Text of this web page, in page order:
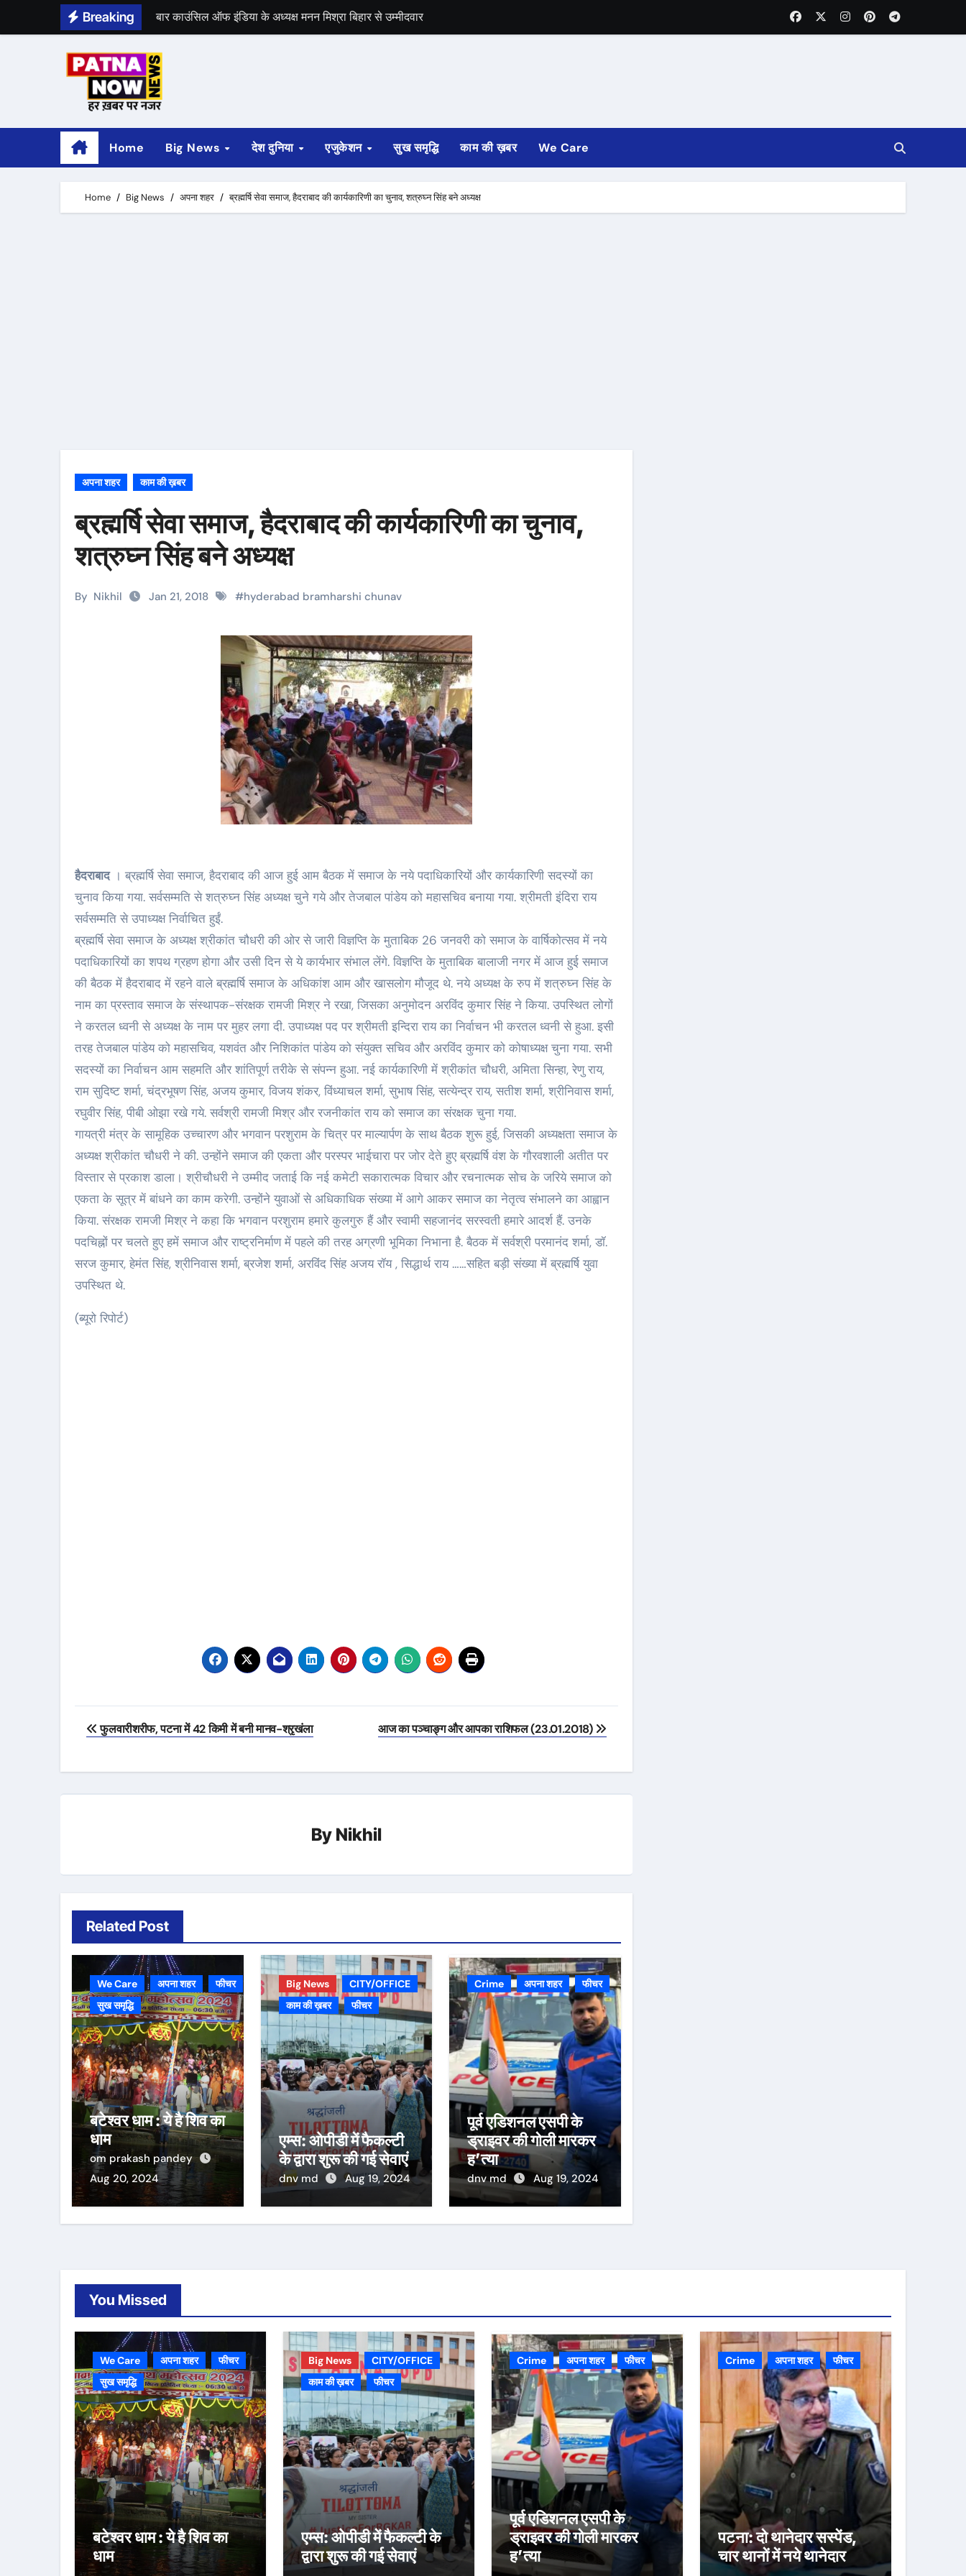
Breaking बार काउंसिल ऑफ इंडिया के अध्यक्ष मनन मिश्रा बिहार से उम्मीदवार
भीम सेना का 21 अगस्त को भारत बंद, राजद का बंद को समर्थन
Home Big News देश दुनिया एजुकेशन सुख समृद्धि काम की ख़बर We Care
Home Big News अपना शहर ब्रह्मर्षि सेवा समाज, हैदराबाद की कार्यकारिणी का चुनाव, शत्रुघ्न सिंह बने अध्यक्ष
अपना शहर काम की ख़बर
ब्रह्मर्षि सेवा समाज, हैदराबाद की कार्यकारिणी का चुनाव,
शत्रुघ्न सिंह बने अध्यक्ष
By Nikhil Jan 21, 2018 #hyderabad bramharshi chunav
हैदराबाद। ब्रह्मर्षि सेवा समाज, हैदराबाद की आज हुई आम बैठक में समाज के नये पदाधिकारियों और कार्यकारिणी सदस्यों का
चुनाव किया गया. सर्वसम्मति से शत्रुघ्न सिंह अध्यक्ष चुने गये और तेजबाल पांडेय को महासचिव बनाया गया. श्रीमती इंदिरा राय
सर्वसम्मति से उपाध्यक्ष निर्वाचित हुईं.
ब्रह्मर्षि सेवा समाज के अध्यक्ष श्रीकांत चौधरी की ओर से जारी विज्ञप्ति के मुताबिक 26 जनवरी को समाज के वार्षिकोत्सव में नये
पदाधिकारियों का शपथ ग्रहण होगा और उसी दिन से ये कार्यभार संभाल लेंगे. विज्ञप्ति के मुताबिक बालाजी नगर में आज हुई समाज
की बैठक में हैदराबाद में रहने वाले ब्रह्मर्षि समाज के अधिकांश आम और खासलोग मौजूद थे. नये अध्यक्ष के रुप में शत्रुघ्न सिंह के
नाम का प्रस्ताव समाज के संस्थापक-संरक्षक रामजी मिश्र ने रखा, जिसका अनुमोदन अरविंद कुमार सिंह ने किया. उपस्थित लोगों
ने करतल ध्वनी से अध्यक्ष के नाम पर मुहर लगा दी. उपाध्यक्ष पद पर श्रीमती इन्दिरा राय का निर्वाचन भी करतल ध्वनी से हुआ. इसी
तरह तेजबाल पांडेय को महासचिव, यशवंत और निशिकांत पांडेय को संयुक्त सचिव और अरविंद कुमार को कोषाध्यक्ष चुना गया. सभी
सदस्यों का निर्वाचन आम सहमति और शांतिपूर्ण तरीके से संपन्न हुआ. नई कार्यकारिणी में श्रीकांत चौधरी, अमिता सिन्हा, रेणु राय,
राम सुदिष्ट शर्मा, चंद्रभूषण सिंह, अजय कुमार, विजय शंकर, विंध्याचल शर्मा, सुभाष सिंह, सत्येन्द्र राय, सतीश शर्मा, श्रीनिवास शर्मा,
रघुवीर सिंह, पीबी ओझा रखे गये. सर्वश्री रामजी मिश्र और रजनीकांत राय को समाज का संरक्षक चुना गया.
गायत्री मंत्र के सामूहिक उच्चारण और भगवान परशुराम के चित्र पर माल्यार्पण के साथ बैठक शुरू हुई, जिसकी अध्यक्षता समाज के
अध्यक्ष श्रीकांत चौधरी ने की. उन्होंने समाज की एकता और परस्पर भाईचारा पर जोर देते हुए ब्रह्मर्षि वंश के गौरवशाली अतीत पर
विस्तार से प्रकाश डाला। श्रीचौधरी ने उम्मीद जताई कि नई कमेटी सकारात्मक विचार और रचनात्मक सोच के जरिये समाज को
एकता के सूत्र में बांधने का काम करेगी. उन्होंने युवाओं से अधिकाधिक संख्या में आगे आकर समाज का नेतृत्व संभालने का आह्वान
किया. संरक्षक रामजी मिश्र ने कहा कि भगवान परशुराम हमारे कुलगुरु हैं और स्वामी सहजानंद सरस्वती हमारे आदर्श हैं. उनके
पदचिह्नों पर चलते हुए हमें समाज और राष्ट्रनिर्माण में पहले की तरह अग्रणी भूमिका निभाना है. बैठक में सर्वश्री परमानंद शर्मा, डॉ.
सरज कुमार, हेमंत सिंह, श्रीनिवास शर्मा, ब्रजेश शर्मा, अरविंद सिंह अजय रॉय , सिद्धार्थ राय ……सहित बड़ी संख्या में ब्रह्मर्षि युवा
उपस्थित थे.
(ब्यूरो रिपोर्ट)
Post
फुलवारीशरीफ, पटना में 42 किमी में बनी मानव-श्रृखंला आज का पञ्चाङ्ग और आपका राशिफल (23.01.2018)
By Nikhil
Related Post
We Care अपना शहर
फीचर
सुख समृद्धि
बटेश्वर धाम : ये है शिव का
धाम
om prakash pandey
Aug 20, 2024
Big News
CITY/OFFICE
काम की ख़बर
फीचर
एम्स: ओपीडी में फैकल्टी
के द्वारा शुरू की गई सेवाएं
dnv md Aug 19, 2024
Crime अपना शहर फीचर
पूर्व एडिशनल एसपी के
ड्राइवर की गोली मारकर
ह’त्या
dnv md Aug 19, 2024
You Missed
We Care अपना शहर
फीचर
सुख समृद्धि
बटेश्वर धाम : ये है शिव का
धाम
Big News
CITY/OFFICE
काम की ख़बर
फीचर
एम्स: ओपीडी में फैकल्टी के
द्वारा शुरू की गई सेवाएं
Crime अपना शहर फीचर
पूर्व एडिशनल एसपी के
ड्राइवर की गोली मारकर
ह’त्या
Crime अपना शहर फीचर
पटना: दो थानेदार सस्पेंड,
चार थानों में नये थानेदार